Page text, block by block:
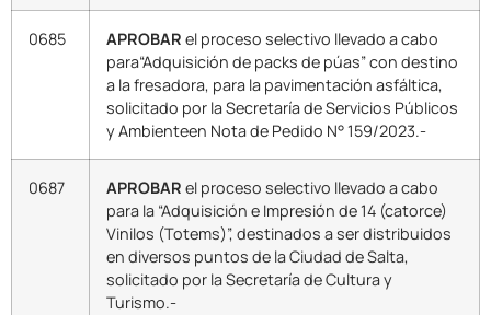
0685 APROBAR el proceso selectivo llevado a cabo
para“Adquisición de packs de púas” con destino
a la fresadora, para la pavimentación asfáltica,
solicitado por la Secretaría de Servicios Públicos
y Ambienteen Nota de Pedido N° 159/2023.-
0687 APROBAR el proceso selectivo llevado a cabo
para la “Adquisición e Impresión de 14 (catorce)
Vinilos (Totems)”, destinados a ser distribuidos
en diversos puntos de la Ciudad de Salta,
solicitado por la Secretaría de Cultura y
Turismo.-